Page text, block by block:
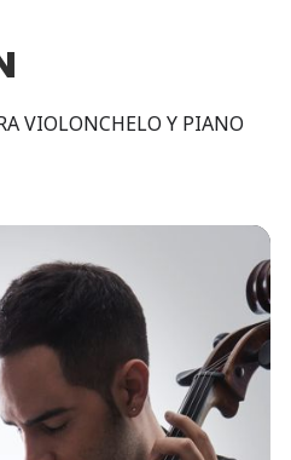
VIOLONCHELO Y PIANO